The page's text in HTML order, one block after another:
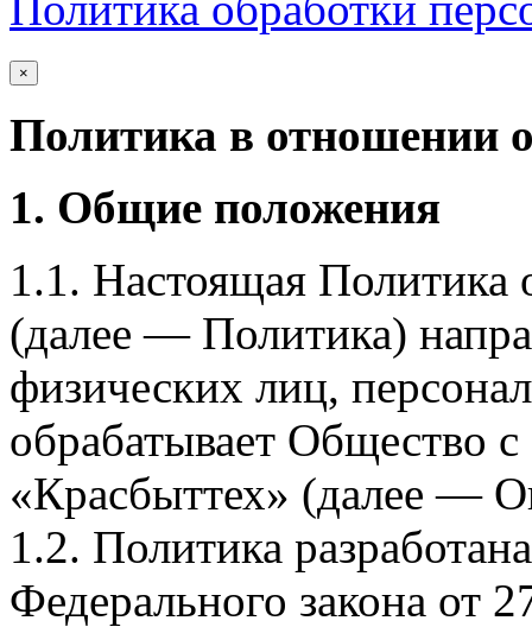
×
Политика в отношении
1. Общие положения
1.1. Настоящая Политика
(далее — Политика)
физических лиц,
обрабатывает Общество
«Красбыттех» (далее —
1.2. Политика
Федерального закона